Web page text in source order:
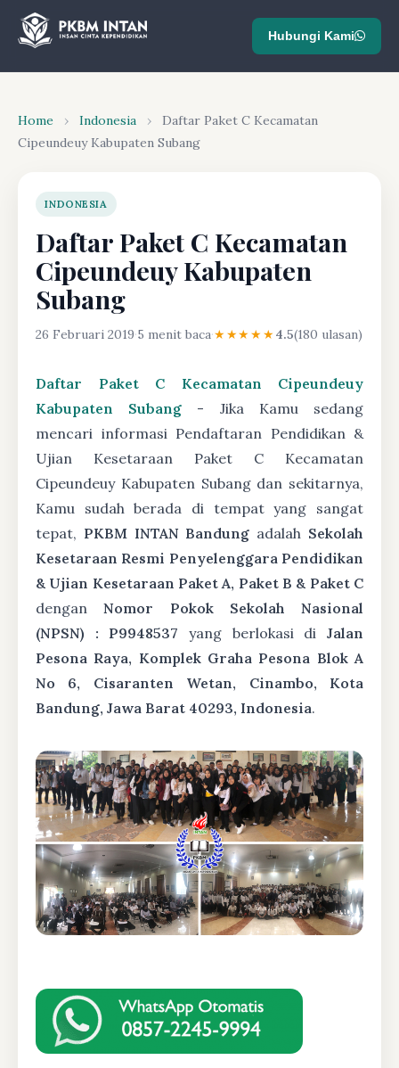
Hubungi Kami
Home › Indonesia ›
Daftar Paket C Kecamatan
Cipeundeuy Kabupaten Subang
INDONESIA
Daftar Paket C Kecamatan
Cipeundeuy Kabupaten
Subang
26 Februari 2019·5 menit baca·★★★★★4.5(180 ulasan)
Daftar Paket C Kecamatan Cipeundeuy
Kabupaten Subang - Jika Kamu sedang
mencari informasi Pendaftaran Pendidikan &
Ujian Kesetaraan Paket C Kecamatan
Cipeundeuy Kabupaten Subang dan sekitarnya,
Kamu sudah berada di tempat yang sangat
tepat, PKBM INTAN Bandung adalah Sekolah
Kesetaraan Resmi Penyelenggara Pendidikan
& Ujian Kesetaraan Paket A, Paket B & Paket C
denganNomor Pokok Sekolah Nasional
(NPSN) : P9948537 yang berlokasi diJalan
Pesona Raya, Komplek Graha Pesona Blok A
No 6, Cisaranten Wetan, Cinambo, Kota
Bandung, Jawa Barat 40293, Indonesia.